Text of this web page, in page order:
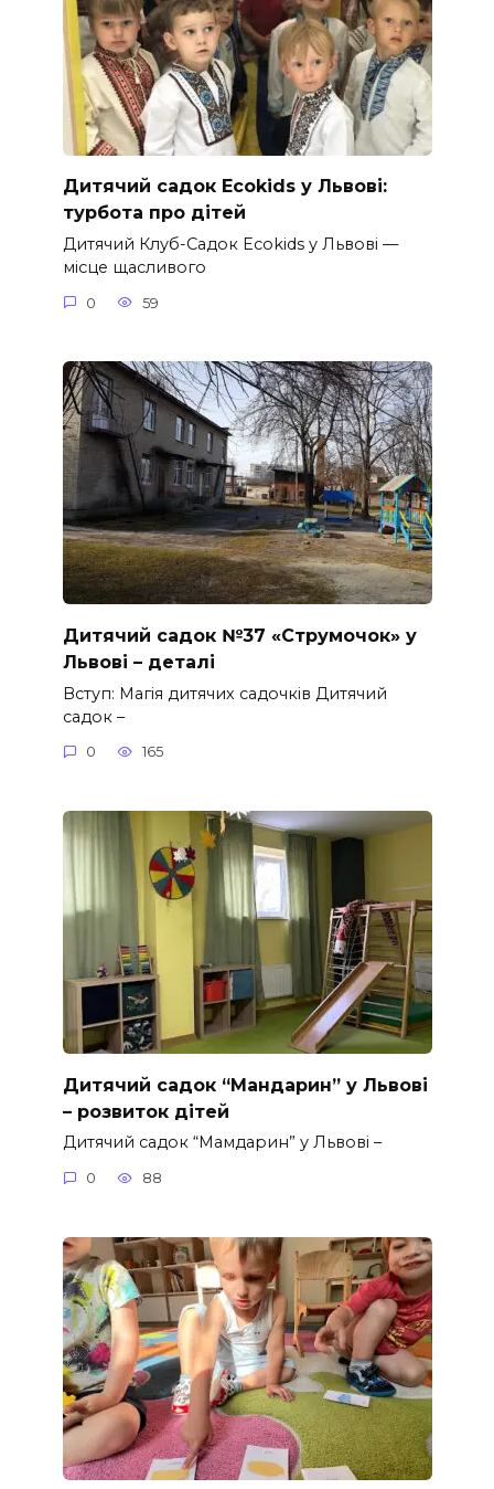
Дитячий садок Ecokids у Львові:
турбота про дітей
Дитячий Клуб-Садок Ecokids у Львові —
місце щасливого
0 59
Дитячий садок №37 «Струмочок» у
Львові – деталі
Вступ: Магія дитячих садочків Дитячий
садок –
0 165
Дитячий садок “Мандарин” у Львові
– розвиток дітей
Дитячий садок “Мамдарин” у Львові –
0 88